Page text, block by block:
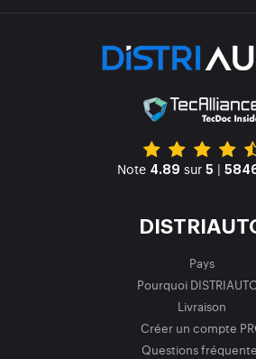
Note 4.89 sur 5 |
Pays
Pourquoi
Livraison
Créer un compte
Questions